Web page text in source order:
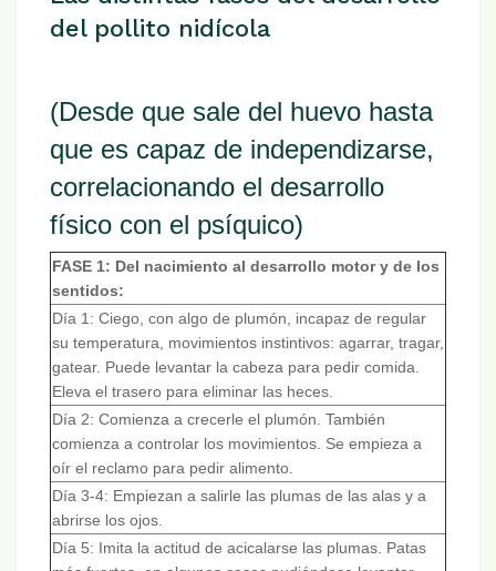
del pollito nidícola
(Desde que sale del huevo hasta
que es capaz de independizarse,
correlacionando el desarrollo
físico con el psíquico)
FASE 1: Del nacimiento al desarrollo motor y de los
sentidos:
Día 1: Ciego, con algo de plumón, incapaz de regular
su temperatura, movimientos instintivos: agarrar, tragar,
gatear. Puede levantar la cabeza para pedir comida.
Eleva el trasero para eliminar las heces.
Día 2: Comienza a crecerle el plumón. También
comienza a controlar los movimientos. Se empieza a
oír el reclamo para pedir alimento.
Día 3-4: Empiezan a salirle las plumas de las alas y a
abrirse los ojos.
Día 5: Imita la actitud de acicalarse las plumas. Patas